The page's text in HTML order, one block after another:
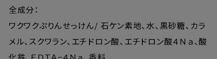
全成分：
ワクワクぷりんせっけん/ 石ケン素地、水、黒砂糖、カラ
メル、スクワラン、エチドロン酸、エチドロン酸４Ｎａ、酸